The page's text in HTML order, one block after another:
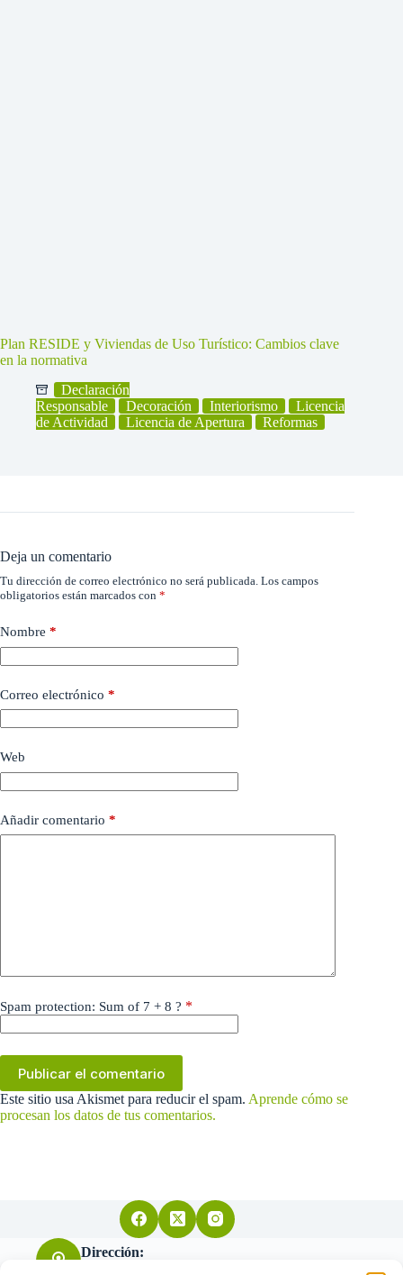
Plan RESIDE y Viviendas de Uso Turístico: Cambios clave
en la normativa
Declaración
Responsable
Decoración Interiorismo
Licencia
de Actividad
Licencia de Apertura Reformas
Deja un comentario
Tu dirección de correo electrónico no será publicada. Los campos
obligatorios están marcados con *
Nombre *
Correo electrónico *
Web
Añadir comentario *
Spam protection: Sum of 7 + 8 ? *
Publicar el comentario
Este sitio usa Akismet para reducir el spam. Aprende cómo se
procesan los datos de tus comentarios.
Dirección: